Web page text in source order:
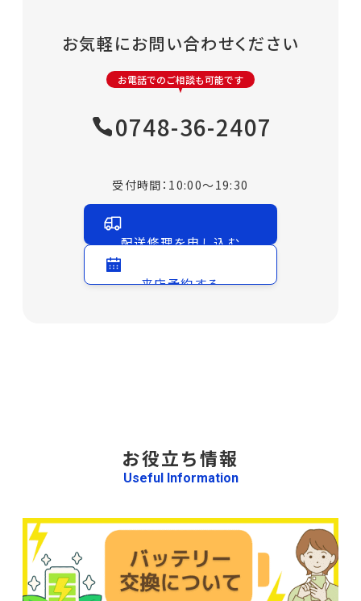
お気軽にお問い合わせください
お電話でのご相談も可能です
0748-36-2407
受付時間：10:00～19:30
配送修理を申し込む
来店予約する
お役立ち情報
Useful Information